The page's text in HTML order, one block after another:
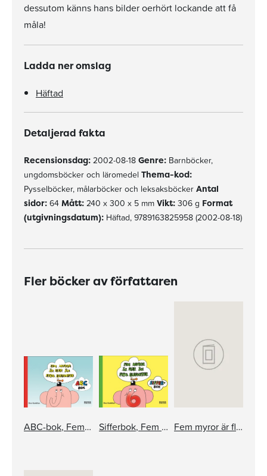
dessutom känns hans bilder oerhört lockande att få
måla!
Ladda ner omslag
Häftad
Detaljerad fakta
Recensionsdag: 2002-08-18 Genre: Barnböcker,
ungdomsböcker och läromedel Thema-kod:
Pysselböcker, målarböcker och leksaksböcker Antal
sidor: 64 Mått: 240 x 300 x 5 mm Vikt: 306 g Format
(utgivningsdatum): Häftad, 9789163825958 (2002-08-18)
Fler böcker av författaren
ABC-bok, Fem myror är fler än fyra elefanter (miniformat) Sifferbok, Fem myror är fler än fyra elefanter (miniformat) Fem myror är fler än fyra elefanter - sifferbok